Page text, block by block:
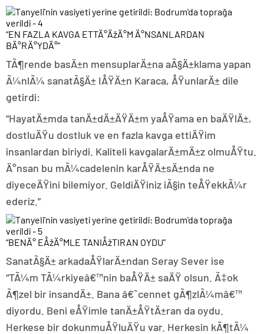
“EN FAZLA KAVGA ETTÄ°ÄžÄ°M Ä°NSANLARDAN
BÄ°RÄ°YDÄ°”
TÃ¶rende basÄ±n mensuplarÄ±na aÃ§Ä±klama yapan
Ã¼nlÃ¼ sanatÃ§Ä± IÅŸÄ±n Karaca, ÅŸunlarÄ± dile
getirdi:
“HayatÄ±mda tanÄ±dÄ±ÄŸÄ±m yaÅŸama en baÄŸlÄ±,
dostluÄŸu dostluk ve en fazla kavga ettiÄŸim
insanlardan biriydi. Kaliteli kavgalarÄ±mÄ±z olmuÅŸtu.
Ä°nsan bu mÃ¼cadelenin karÅŸÄ±sÄ±nda ne
diyeceÄŸini bilemiyor. GeldiÄŸiniz iÃ§in teÅŸekkÃ¼r
ederiz.”
“BENÄ° EÅžÄ°MLE TANIÅžTIRAN OYDU”
SanatÃ§Ä± arkadaÅŸlarÄ±ndan Seray Sever ise
“TÃ¼m TÃ¼rkiyeâ€™nin baÅŸÄ± saÄŸ olsun. Ã‡ok
Ã¶zel bir insandÄ±. Bana â€˜cennet gÃ¶zlÃ¼mâ€™
diyordu. Beni eÅŸimle tanÄ±ÅŸtÄ±ran da oydu.
Herkese bir dokunmuÅŸluÄŸu var. Herkesin kÃ¶tÃ¼